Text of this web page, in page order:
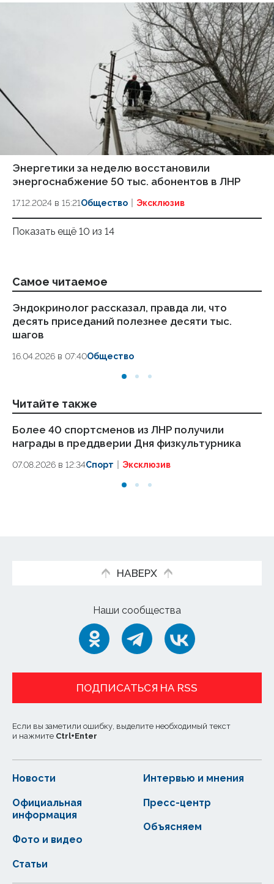
Энергетики за неделю восстановили
энергоснабжение 50 тыс. абонентов в ЛНР
17.12.2024 в 15:21Общество Эксклюзив
Показать ещё 10 из 14
Самое читаемое
Эндокринолог рассказал, правда ли, что
десять приседаний полезнее десяти тыс.
шагов
16.04.2026 в 07:40Общество
Читайте также
Более 40 спортсменов из ЛНР получили
награды в преддверии Дня физкультурника
07.08.2026 в 12:34Спорт Эксклюзив
НАВЕРХ
Наши сообщества
ПОДПИСАТЬСЯ НА RSS
Если вы заметили ошибку, выделите необходимый текст
и нажмите Ctrl+Enter
Новости
Статьи
Официальная
информация
Интервью и мнения
Фото и видео
Пресс-центр
Объясняем